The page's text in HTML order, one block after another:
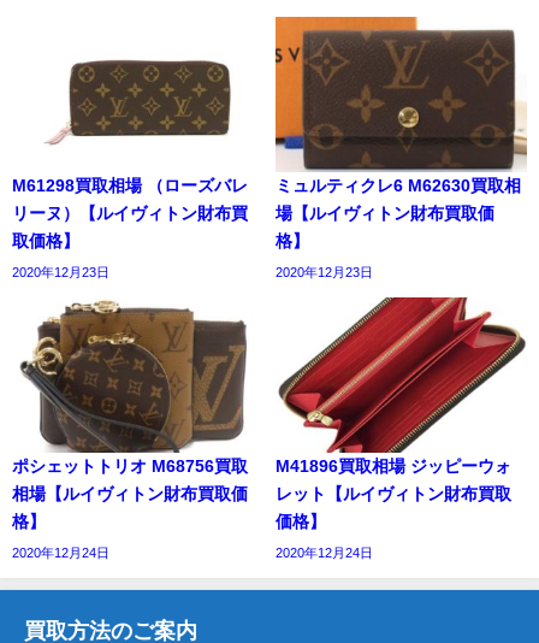
M61298買取相場 （ローズバレ
リーヌ）【ルイヴィトン財布買
取価格】
2020年12月23日
ミュルティクレ6 M62630買取相
場【ルイヴィトン財布買取価
格】
2020年12月23日
ポシェットトリオ M68756買取
相場【ルイヴィトン財布買取価
格】
2020年12月24日
M41896買取相場 ジッピーウォ
レット【ルイヴィトン財布買取
価格】
2020年12月24日
買取方法のご案内